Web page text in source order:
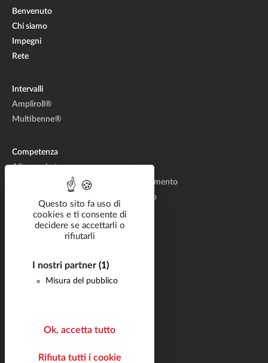
Questo sito fa uso di
cookies e ti consente di
decidere se accettarli o
rifiutarli
I nostri partner (1)
Misura del pubblico
Ok, accetta tutto
Rifiuta tutti i cookie
Benvenuto
Chi siamo
Impegni
Rete
Intervalli
Ampliroll®
Multibenne®
Competenza
Aftermarket
Produzione di sistemi idraulici di sollevamento
Progettazione di sistemi di sollevamento
Soluzioni settoriali
Documentazione